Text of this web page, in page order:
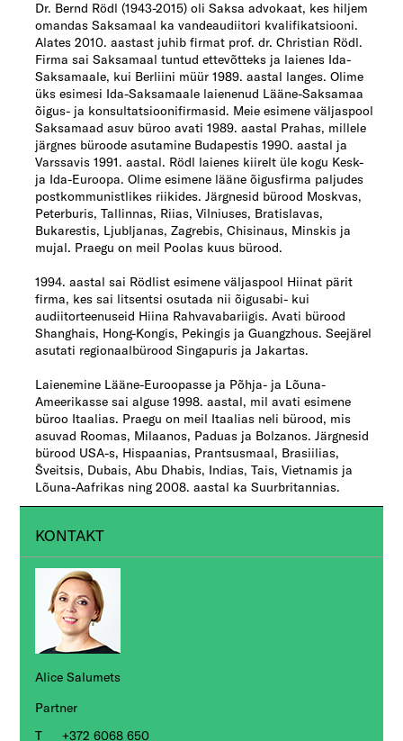
Dr. Bernd Rödl (1943-2015) oli Saksa advokaat, kes hiljem
omandas Saksamaal ka vandeaudiitori kvalifikatsiooni.
Alates 2010. aastast juhib firmat prof. dr. Christian Rödl.
Firma sai Saksamaal tuntud ettevõtteks ja laienes Ida-
Saksamaale, kui Berliini müür 1989. aastal langes. Olime
üks esimesi Ida-Saksamaale laienenud Lääne-Saksamaa
õigus- ja konsultatsioonifirmasid. Meie esimene väljaspool
Saksamaad asuv büroo avati 1989. aastal Prahas, millele
järgnes büroode asutamine Budapestis 1990. aastal ja
Varssavis 1991. aastal. Rödl laienes kiirelt üle kogu Kesk-
ja Ida-Euroopa. Olime esimene lääne õigusfirma paljudes
postkommunistlikes riikides. Järgnesid bürood Moskvas,
Peterburis, Tallinnas, Riias, Vilniuses, Bratislavas,
Bukarestis, Ljubljanas, Zagrebis, Chisinaus, Minskis ja
mujal. Praegu on meil Poolas kuus bürood.
1994. aastal sai Rödlist esimene väljaspool Hiinat pärit
firma, kes sai litsentsi osutada nii õigusabi- kui
audiitorteenuseid Hiina Rahvavabariigis. Avati bürood
Shanghais, Hong-Kongis, Pekingis ja Guangzhous. Seejärel
asutati regionaalbürood Singapuris ja Jakartas.
Laienemine Lääne-Euroopasse ja Põhja- ja Lõuna-
Ameerikasse sai alguse 1998. aastal, mil avati esimene
büroo Itaalias. Praegu on meil Itaalias neli bürood, mis
asuvad Roomas, Milaanos, Paduas ja Bolzanos. Järgnesid
bürood USA-s, Hispaanias, Prantsusmaal, Brasiilias,
Šveitsis, Dubais, Abu Dhabis, Indias, Tais, Vietnamis ja
Lõuna-Aafrikas ning 2008. aastal ka Suurbritannias.
KONTAKT
Alice Salumets
Partner
+372 6068 650